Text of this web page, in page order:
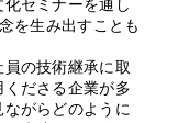
を生み出すことも
の技術継承に取
ださる企業が多
がらどのように